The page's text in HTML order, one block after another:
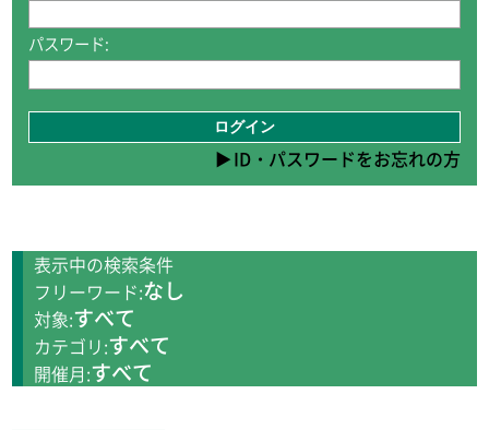
パスワード:
ID・パスワードをお忘れの方
表示中の検索条件
フリーワード:なし
対象:すべて
カテゴリ:すべて
開催月:すべて